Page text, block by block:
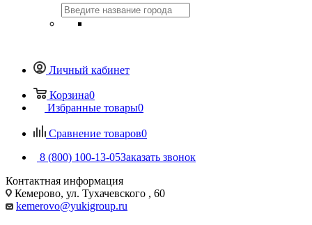
Личный кабинет
Корзина0
Избранные товары0
Сравнение товаров0
8 (800) 100-13-05Заказать звонок
Контактная информация
Кемерово, ул. Тухачевского , 60
kemerovo@yukigroup.ru